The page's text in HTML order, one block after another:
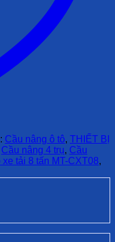
Cầu nâng ô tô, THIẾT BỊ
Cầu nâng 4 trụ, Cầu
tải 8 tấn MT-CXT08,